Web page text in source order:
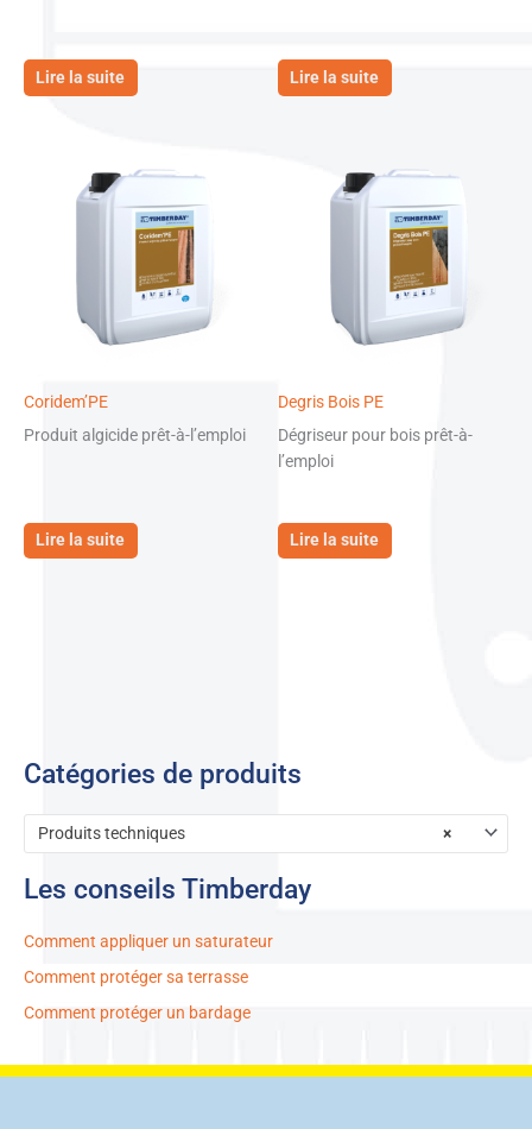
Catégories de produits
×
Produits techniques
Les conseils Timberday
Comment appliquer un saturateur
Comment protéger sa terrasse
Comment protéger un bardage
Lire la suite Lire la suite
Coridem’PE
Produit algicide prêt-à-l’emploi
Lire la suite
Degris Bois PE
Dégriseur pour bois prêt-à-
l’emploi
Lire la suite